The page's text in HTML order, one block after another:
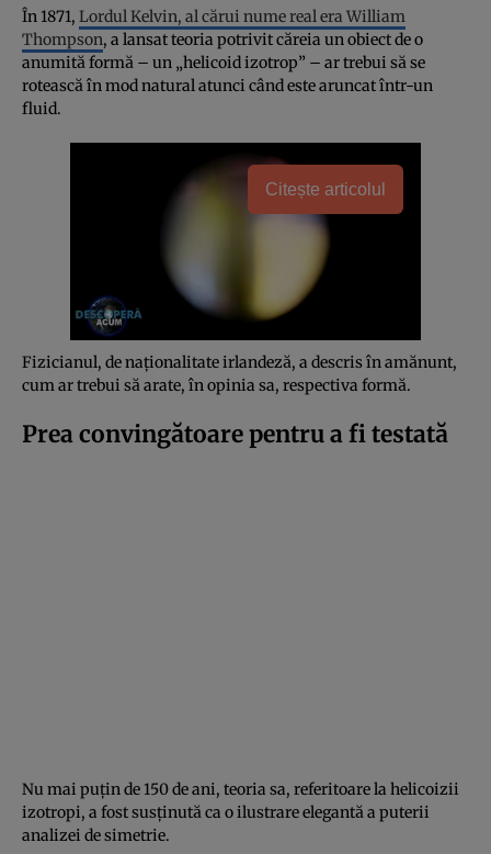
În 1871, Lordul Kelvin, al cărui nume real era William
Thompson, a lansat teoria potrivit căreia un obiect de o
anumită formă – un „helicoid izotrop” – ar trebui să se
rotească în mod natural atunci când este aruncat într-un
fluid.
Citește articolul
Fizicianul, de naționalitate irlandeză, a descris în amănunt,
cum ar trebui să arate, în opinia sa, respectiva formă.
Prea convingătoare pentru a fi testată
Nu mai puțin de 150 de ani, teoria sa, referitoare la helicoizii
izotropi, a fost susținută ca o ilustrare elegantă a puterii
analizei de simetrie.